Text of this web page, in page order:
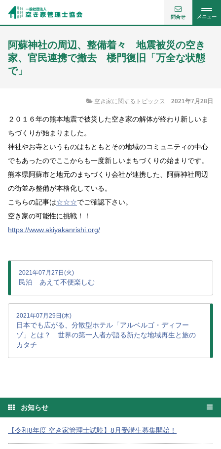
メニュー
問合せ
阿蘇神社の周辺、整備着々 地震被災の空き
家、官民連携で撤去 楼門復旧「万全な状態
で」
空き家に関するトピックス 2021年7月28日
２０１６年の熊本地震で被災した空き家の解体が終わり新しいま
ちづくりが始まりました。
神社やお寺というものはもともとその地域のコミュニティの中心
でもあったのでここからも一度新しいまちづくりの始まりです。
熊本県阿蘇市と地元のまちづくり会社が連携した、阿蘇神社周辺
の街並み整備が本格化している。
こちらの記事は☆☆☆でご確認下さい。
空き家の可能性に挑戦！！
https://www.akiyakanrishi.org/
2021年07月27日(火)
民泊 あえて不便楽しむ
2021年07月29日(木)
日本でも広がる、分散型ホテル「アルベルゴ・ディフー
ゾ」とは？ 世界の第一人者が語る新たな地域再生と旅の
カタチ
お知らせ
【令和8年度 空き家管理士試験】8月受講生募集開始！